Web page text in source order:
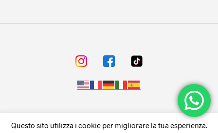
© F.LLI REGINA s.r.l. - Napoli - Via Don Luigi Sturzo,91 - P.Iva
Questo sito utilizza i cookie per migliorare la tua esperienza.